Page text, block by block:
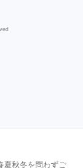
夏秋冬を問わずご